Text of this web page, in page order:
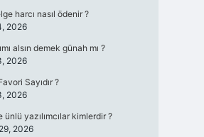
harcı nasıl ödenir ?
2026
alsın demek günah mı ?
2026
Sayıdır ?
2026
ünlü yazılımcılar kimlerdir ?
2026